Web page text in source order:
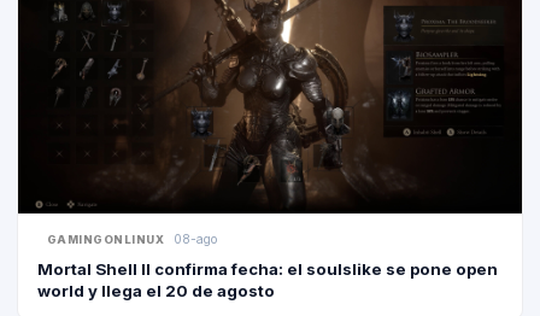
GAMINGONLINUX 08-ago
Mortal Shell II confirma fecha: el soulslike se pone open
world y llega el 20 de agosto